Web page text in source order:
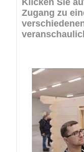
Klicken Sie
Zugang zu